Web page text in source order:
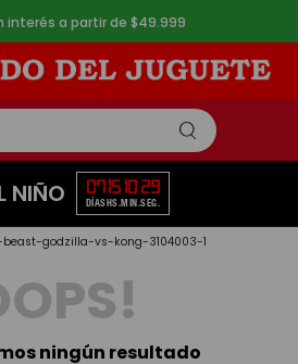
interés a partir de $49.999
NIÑO 07
DÍAS
15
HS.
10
MIN.
28
SEG.
godzilla-vs-kong-3104003-1
ningún resultado